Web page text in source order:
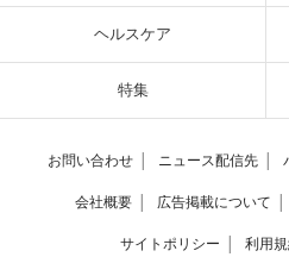
ヘルスケア
特集
お問い合わせ ニュース配信先
会社概要 広告掲載について
サイトポリシー 利用